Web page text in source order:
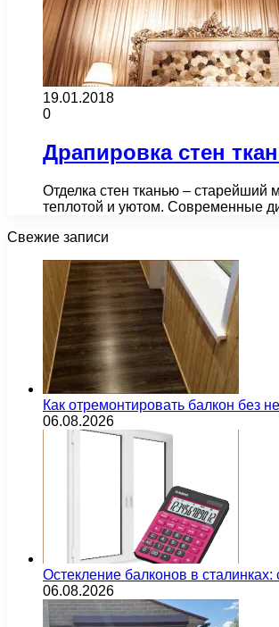
19.01.2018
0
Драпировка стен
Отделка стен тканью –
теплотой и уютом. Современные
Свежие записи
Как отремонтировать балкон без
06.08.2026
Остекление балконов в
06.08.2026